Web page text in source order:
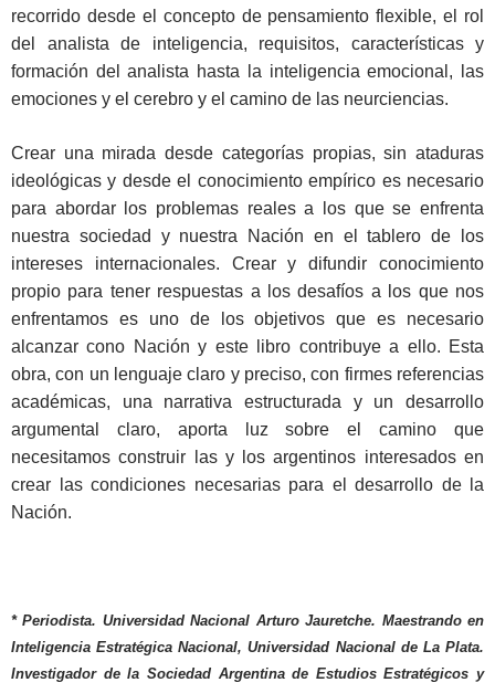
recorrido desde el concepto de pensamiento flexible, el rol
del analista de inteligencia, requisitos, características y
formación del analista hasta la inteligencia emocional, las
emociones y el cerebro y el camino de las neurciencias.
Crear una mirada desde categorías propias, sin ataduras
ideológicas y desde el conocimiento empírico es necesario
para abordar los problemas reales a los que se enfrenta
nuestra sociedad y nuestra Nación en el tablero de los
intereses internacionales. Crear y difundir conocimiento
propio para tener respuestas a los desafíos a los que nos
enfrentamos es uno de los objetivos que es necesario
alcanzar cono Nación y este libro contribuye a ello. Esta
obra, con un lenguaje claro y preciso, con firmes referencias
académicas, una narrativa estructurada y un desarrollo
argumental claro, aporta luz sobre el camino que
necesitamos construir las y los argentinos interesados en
crear las condiciones necesarias para el desarrollo de la
Nación.
* Periodista. Universidad Nacional Arturo Jauretche. Maestrando en
Inteligencia Estratégica Nacional, Universidad Nacional de La Plata.
Investigador de la Sociedad Argentina de Estudios Estratégicos y